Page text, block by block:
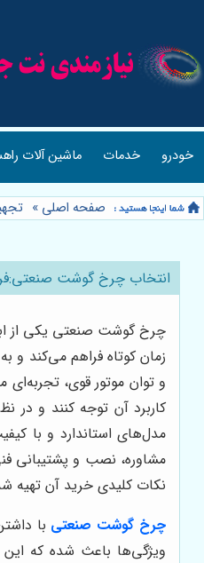
خودرو خدمات ماشین آلات
صفحه اصلی »
انتخاب چرخ گوشت
چرخ گوشت صنعتی یکی از
زمان کوتاه فراهم می‌کند و
و توان موتور قوی،
کاربرد آن توجه کنند و در
مدل‌های استاندارد و با
مشاوره، نصب و پشتیبانی
نکات کلیدی خرید آن تهیه
چرخ گوشت صنعتی با
ویژگی‌ها باعث شده که این